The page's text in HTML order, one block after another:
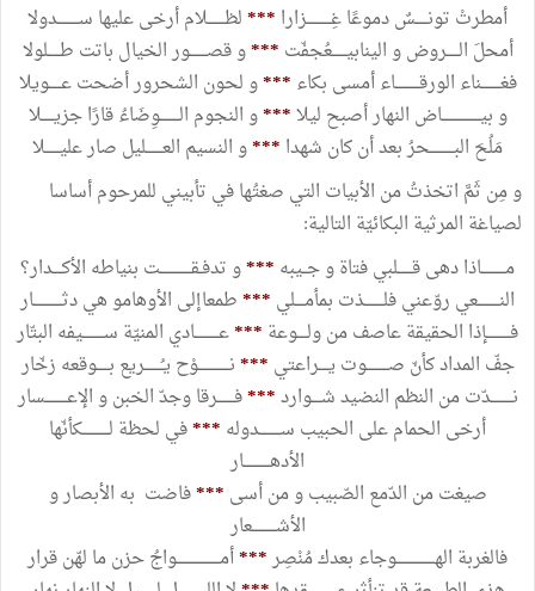
أمطرتْ تونـــــسٌ دموعًا غِــــــــــزارا ***لظـــــــلام أرخى عليها ســـــــــدولا
أمحلَ الـــــروض و الينابيــــــعُجفّت ***و قصـــــــور الخيال باتت طـــــلولا
فغــــــــناء الورقــــــــــاء أمسى بكاء ***و لحون الشحرور أضحت عـــــويلا
و بيــــــــــــــــاض النهار أصبح ليلا***و النجوم الــــــــوِضَاءُ قارًا جزيـــــلا
مَلُحَ البــــــــــحرُ بعد أن كان شهدا ***و النسيم العـــــــليل صار عليــــــلا
و مِن ثَمَّ اتخذتُ من الأبيات التي صغتُها في تأبيني للمرحوم أساسا
لصياغة المرثية البكائيّة التالية:
مــــــــــاذا دهى قــــــلبي فتاة و جــيبه ***و تدفـقـــــــــــــت بنياطه الأكــــدار؟
النـــــــــعي روّعني فلــــــــذت بمأمــــلي ***طمعاإلى الأوهامو هي دثــــــــــــار
فــــــــــإذا الحقيقة عاصف من ولــــوعة ***عــــــــــادي المنيّة ســـــــــيفه البتّار
جفّ المداد كأنّ صـــــــــوت يــــراعتي ***نـــــــــــــوْح يـُـــــــريع بـــــوقعه زخّار
نـــــــــدّت من النظم النضيد شــــوارد***فـــــــرقا وجدّ الخبن و الإعـــــــــسار
أرخى الحمام على الحبيب ســـــــــدوله ***في لحظة لـــــــــــكأنّها
الأدهـــــــــــار
صيغت من الدّمع الصّبيب و من أسى ***فاضت به الأبصار و
الأشــــــــــعار
فالغربة الهــــــــــــــــوجاء بعدك مُنْصِر***أمــــــــــــــــــواجُ حزن ما لهّن قرار